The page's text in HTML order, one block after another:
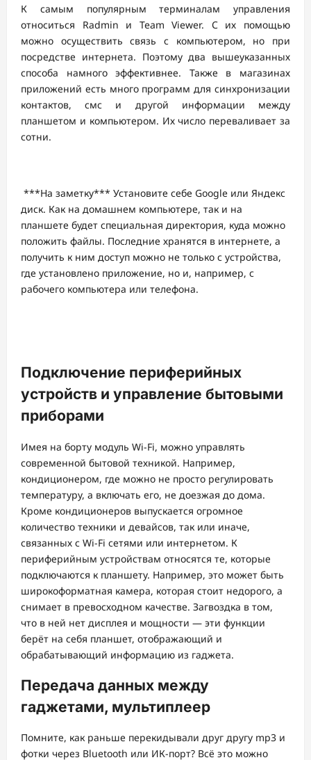
К самым популярным терминалам управления
относиться Rаdmin и Team Viewer. С их помощью
можно осуществить связь с компьютером, но при
посредстве интернета. Поэтому два вышеуказанных
способа намного эффективнее. Также в магазинах
приложений есть много программ для синхронизации
контактов, смс и другой информации между
планшетом и компьютером. Их число переваливает за
сотни.
***На заметку*** Установите себе Google или Яндекс
диск. Как на домашнем компьютере, так и на
планшете будет специальная директория, куда можно
положить файлы. Последние хранятся в интернете, а
получить к ним доступ можно не только с устройства,
где установлено приложение, но и, например, с
рабочего компьютера или телефона.
Подключение периферийных
устройств и управление бытовыми
приборами
Имея на борту модуль Wi-Fi, можно управлять
современной бытовой техникой. Например,
кондиционером, где можно не просто регулировать
температуру, а включать его, не доезжая до дома.
Кроме кондиционеров выпускается огромное
количество техники и девайсов, так или иначе,
связанных с Wi-Fi сетями или интернетом. К
периферийным устройствам относятся те, которые
подключаются к планшету. Например, это может быть
широкоформатная камера, которая стоит недорого, а
снимает в превосходном качестве. Загвоздка в том,
что в ней нет дисплея и мощности — эти функции
берёт на себя планшет, отображающий и
обрабатывающий информацию из гаджета.
Передача данных между
гаджетами, мультиплеер
Помните, как раньше перекидывали друг другу mp3 и
фотки через Bluetooth или ИК-порт? Всё это можно